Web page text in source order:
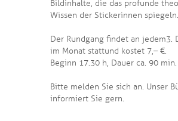
Bildinhalte, die das profunde
Wissen der Stickerinnen spiegeln.
Der Rundgang findet an jedem 3.
im Monat statt und kostet 7,– €.
Beginn 17.30 h, Dauer ca. 90 min.
Bitte melden Sie sich an. Unser
informiert Sie gern.